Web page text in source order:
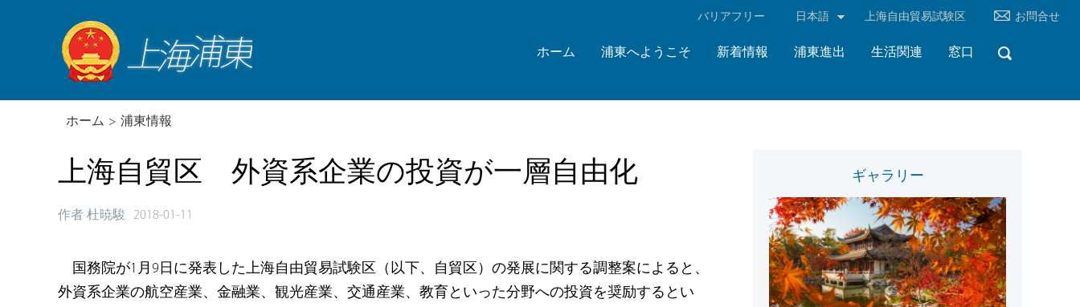
‌バリアフリー 日本語 上海自由貿易試験区 お問合せ
ホーム 浦東へようこそ 新着情報 浦東進出 生活関連 窓口
ホーム > 浦東情報
上海自貿区 外資系企業の投資が一層自由化
作者 杜暁駿 2018-01-11
国務院が1月9日に発表した上海自由貿易試験区（以下、自貿区）の発展に関する調整案によると、
外資系企業の航空産業、金融業、観光産業、交通産業、教育といった分野への投資を奨励するとい
ギャラリー